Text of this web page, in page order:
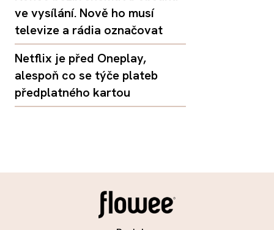
ve vysílání. Nově ho musí
televize a rádia označovat
Netflix je před Oneplay,
alespoň co se týče plateb
předplatného kartou